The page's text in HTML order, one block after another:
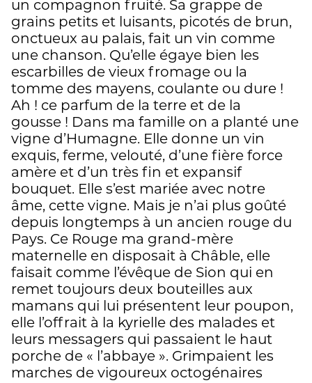
un compagnon fruité. Sa grappe de
grains petits et luisants, picotés de brun,
onctueux au palais, fait un vin comme
une chanson. Qu’elle égaye bien les
escarbilles de vieux fromage ou la
tomme des mayens, coulante ou dure !
Ah ! ce parfum de la terre et de la
gousse ! Dans ma famille on a planté une
vigne d’Humagne. Elle donne un vin
exquis, ferme, velouté, d’une fière force
amère et d’un très fin et expansif
bouquet. Elle s’est mariée avec notre
âme, cette vigne. Mais je n’ai plus goûté
depuis longtemps à un ancien rouge du
Pays. Ce Rouge ma grand-mère
maternelle en disposait à Châble, elle
faisait comme l’évêque de Sion qui en
remet toujours deux bouteilles aux
mamans qui lui présentent leur poupon,
elle l’offrait à la kyrielle des malades et
leurs messagers qui passaient le haut
porche de « l’abbaye ». Grimpaient les
marches de vigoureux octogénaires